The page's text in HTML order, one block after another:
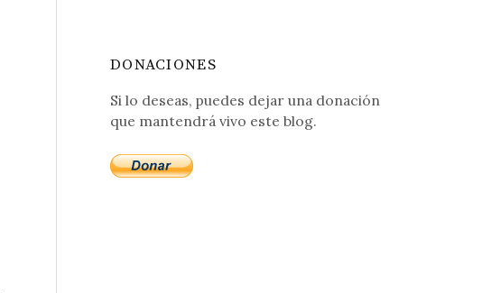
DONACIONES
Si lo deseas, puedes dejar una donación
que mantendrá vivo este blog.